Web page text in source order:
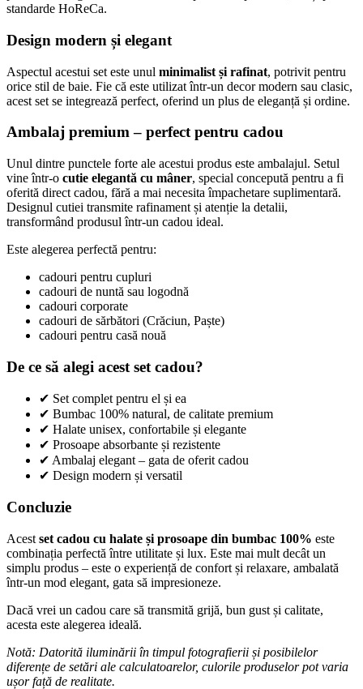
standarde HoReCa.
Design modern și elegant
Aspectul acestui set este unul minimalist și rafinat, potrivit pentru
orice stil de baie. Fie că este utilizat într-un decor modern sau clasic,
acest set se integrează perfect, oferind un plus de eleganță și ordine.
Ambalaj premium – perfect pentru cadou
Unul dintre punctele forte ale acestui produs este ambalajul. Setul
vine într-o cutie elegantă cu mâner, special concepută pentru a fi
oferită direct cadou, fără a mai necesita împachetare suplimentară.
Designul cutiei transmite rafinament și atenție la detalii,
transformând produsul într-un cadou ideal.
Este alegerea perfectă pentru:
cadouri pentru cupluri
cadouri de nuntă sau logodnă
cadouri corporate
cadouri de sărbători (Crăciun, Paște)
cadouri pentru casă nouă
De ce să alegi acest set cadou?
✔ Set complet pentru el și ea
✔ Bumbac 100% natural, de calitate premium
✔ Halate unisex, confortabile și elegante
✔ Prosoape absorbante și rezistente
✔ Ambalaj elegant – gata de oferit cadou
✔ Design modern și versatil
Concluzie
Acest set cadou cu halate și prosoape din bumbac 100% este
combinația perfectă între utilitate și lux. Este mai mult decât un
simplu produs – este o experiență de confort și relaxare, ambalată
într-un mod elegant, gata să impresioneze.
Dacă vrei un cadou care să transmită grijă, bun gust și calitate,
acesta este alegerea ideală.
Notă: Datorită iluminării în timpul fotografierii și posibilelor
diferențe de setări ale calculatoarelor, culorile produselor pot varia
ușor față de realitate.